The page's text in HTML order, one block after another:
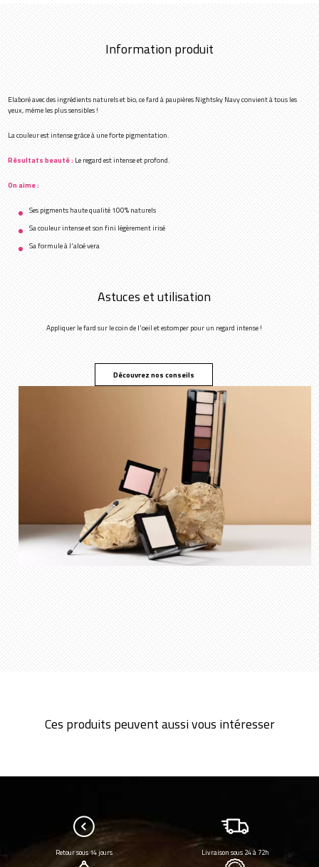
Information produit
Elaboré avec des ingrédients naturels et bio, ce fard à paupières Nightsky Navy convient à tous les
yeux, même les plus sensibles !
La couleur est intense grâce à une forte pigmentation.
Résultats beauté :Le regard est intense et profond.
On aime :
Ses pigments haute qualité 100% naturels
Sa couleur intense et son fini légèrement irisé
Sa formule à l'aloé vera
Astuces et utilisation
Appliquer le fard sur le coin de l'oeil et estomper pour un regard intense !
Découvrez nos conseils
Ces produits peuvent aussi vous intéresser
Retour sous 14 jours Livraison sous 24 à 72h